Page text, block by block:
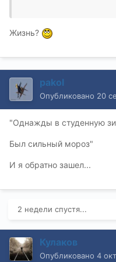
Жизнь?
pakol
Опубликовано 20
"Однажды в студенную
Был сильный мороз"
И я обратно зашел...
2 недели спустя...
Кулаков
Опубликовано 4